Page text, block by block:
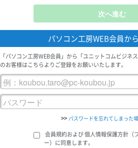
パソコン工房WEB会員か
「パソコン工房WEB会員」から「ユニットコムビジネ
のお客様はこちらよりご登録をお願いいたします。
>> パスワードを忘れてしまった
会員規約および 個人情報保護方針（
ー）に同意します。